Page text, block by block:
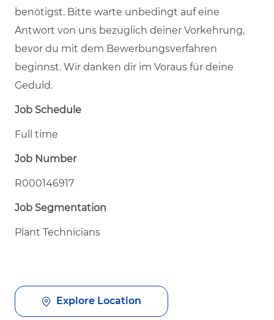
benötigst. Bitte warte unbedingt auf eine
Antwort von uns bezüglich deiner Vorkehrung,
bevor du mit dem Bewerbungsverfahren
beginnst. Wir danken dir im Voraus für deine
Geduld.
Job Schedule
Full time
Job Number
R000146917
Job Segmentation
Plant Technicians
Explore Location